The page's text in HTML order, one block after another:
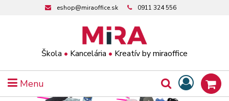
Škola • Kancelária • Kreatív by miraoffice
eshop@miraoffice.sk 0911 324 556
Menu